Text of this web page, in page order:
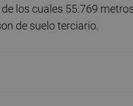
los cuales 55.769 metros
de suelo terciario.